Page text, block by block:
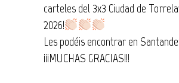
carteles del 3x3 Ciudad de
2026!
Les podéis encontrar en
¡¡¡MUCHAS GRACIAS!!!